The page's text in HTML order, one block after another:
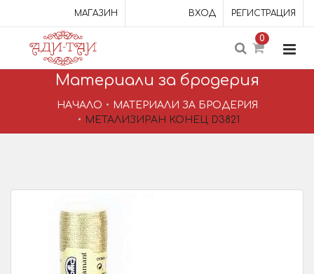
ВХОД РЕГИСТРАЦИЯ
МАГАЗИН
0
Материали за бродерия
НАЧАЛО
МАТЕРИАЛИ ЗА БРОДЕРИЯ
МЕТАЛИЗИРАН КОНЕЦ D3821